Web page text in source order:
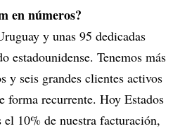
en números?
y unas 95 dedicadas
estadounidense. Tenemos más
y seis grandes clientes activos
forma recurrente. Hoy Estados
el 10% de nuestra facturación,